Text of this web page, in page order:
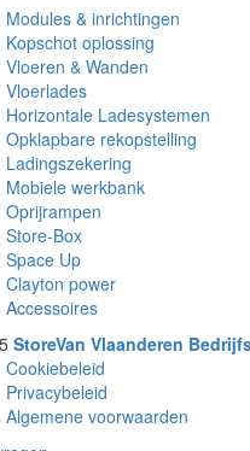
Modules & inrichtingen
Kopschot oplossing
Vloeren & Wanden
Vloerlades
Horizontale Ladesystemen
Opklapbare rekopstelling
Ladingszekering
Mobiele werkbank
Oprijrampen
Store-Box
Space Up
Clayton power
Accessoires
StoreVan Vlaanderen
Cookiebeleid
Privacybeleid
Algemene voorwaarden